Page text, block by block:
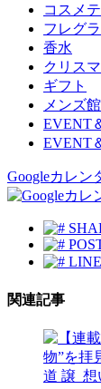
コスメ
フレグ
香水
クリス
ギフト
メンズ
EVENT
EVENT
Googleカレン
関連記事